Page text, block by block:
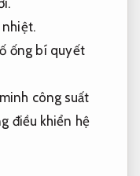
ống bí quyết
công suất
điều khiển hệ